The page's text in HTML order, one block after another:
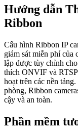
Hướng dẫn
Ribbon
Cấu hình Ribbon IP
giám sát miễn phí của
lập được tùy chỉnh
thích ONVIF và
hoạt trên các nền
phòng, Ribbon
cậy và an toàn.
Phần mềm